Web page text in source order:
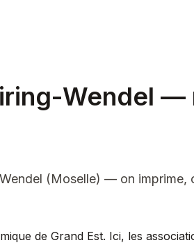
Wendel —
(Moselle) — on imprime,
de Grand Est. Ici, les